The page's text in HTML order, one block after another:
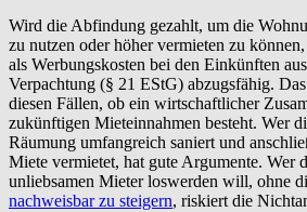
Wird die Abfindung gezahlt, um die
zu nutzen oder höher vermieten zu
als Werbungskosten bei den Einkünften
Verpachtung (§ 21 EStG) abzugsfähig.
diesen Fällen, ob ein wirtschaftlicher
zukünftigen Mieteinnahmen besteht. Wer
Räumung umfangreich saniert und
Miete vermietet, hat gute Argumente. Wer
unliebsamen Mieter loswerden will, ohne
nachweisbar zu steigern, riskiert die